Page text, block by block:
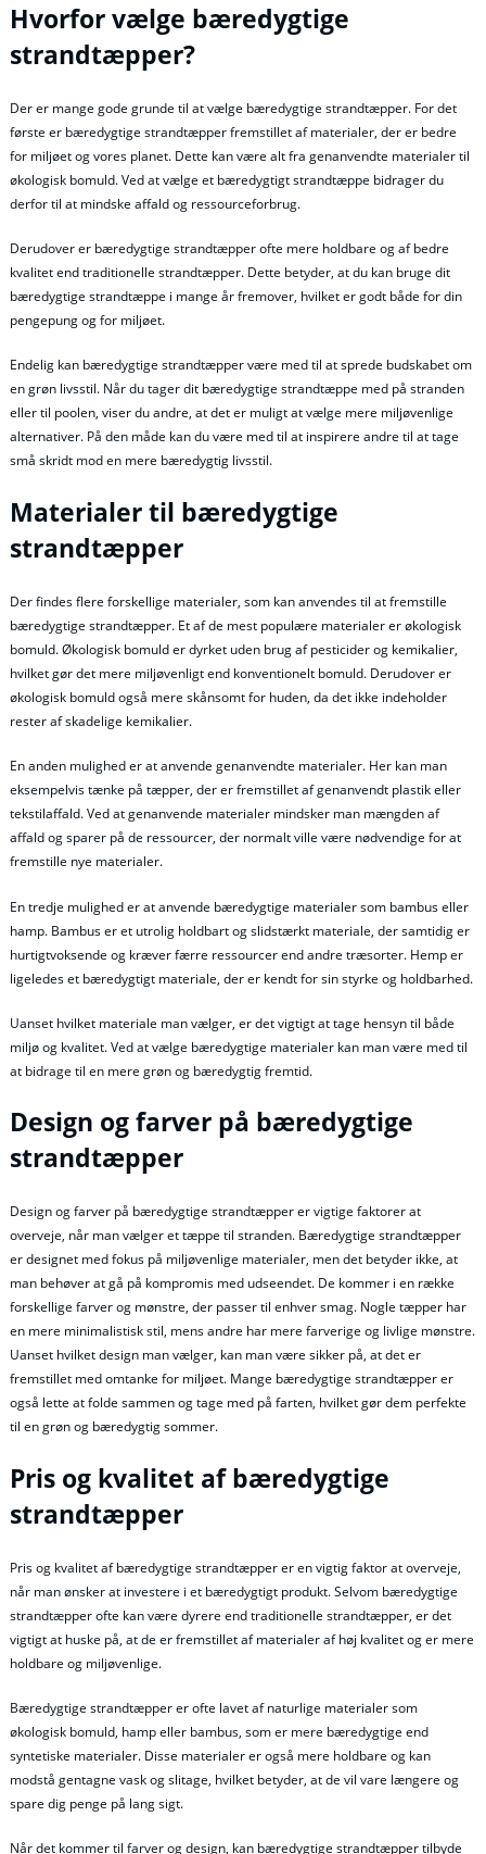
Hvorfor vælge bæredygtige
strandtæpper?
Der er mange gode grunde til at vælge bæredygtige strandtæpper. For det
første er bæredygtige strandtæpper fremstillet af materialer, der er bedre
for miljøet og vores planet. Dette kan være alt fra genanvendte materialer til
økologisk bomuld. Ved at vælge et bæredygtigt strandtæppe bidrager du
derfor til at mindske affald og ressourceforbrug.
Derudover er bæredygtige strandtæpper ofte mere holdbare og af bedre
kvalitet end traditionelle strandtæpper. Dette betyder, at du kan bruge dit
bæredygtige strandtæppe i mange år fremover, hvilket er godt både for din
pengepung og for miljøet.
Endelig kan bæredygtige strandtæpper være med til at sprede budskabet om
en grøn livsstil. Når du tager dit bæredygtige strandtæppe med på stranden
eller til poolen, viser du andre, at det er muligt at vælge mere miljøvenlige
alternativer. På den måde kan du være med til at inspirere andre til at tage
små skridt mod en mere bæredygtig livsstil.
Materialer til bæredygtige
strandtæpper
Der findes flere forskellige materialer, som kan anvendes til at fremstille
bæredygtige strandtæpper. Et af de mest populære materialer er økologisk
bomuld. Økologisk bomuld er dyrket uden brug af pesticider og kemikalier,
hvilket gør det mere miljøvenligt end konventionelt bomuld. Derudover er
økologisk bomuld også mere skånsomt for huden, da det ikke indeholder
rester af skadelige kemikalier.
En anden mulighed er at anvende genanvendte materialer. Her kan man
eksempelvis tænke på tæpper, der er fremstillet af genanvendt plastik eller
tekstilaffald. Ved at genanvende materialer mindsker man mængden af
affald og sparer på de ressourcer, der normalt ville være nødvendige for at
fremstille nye materialer.
En tredje mulighed er at anvende bæredygtige materialer som bambus eller
hamp. Bambus er et utrolig holdbart og slidstærkt materiale, der samtidig er
hurtigtvoksende og kræver færre ressourcer end andre træsorter. Hemp er
ligeledes et bæredygtigt materiale, der er kendt for sin styrke og holdbarhed.
Uanset hvilket materiale man vælger, er det vigtigt at tage hensyn til både
miljø og kvalitet. Ved at vælge bæredygtige materialer kan man være med til
at bidrage til en mere grøn og bæredygtig fremtid.
Design og farver på bæredygtige
strandtæpper
Design og farver på bæredygtige strandtæpper er vigtige faktorer at
overveje, når man vælger et tæppe til stranden. Bæredygtige strandtæpper
er designet med fokus på miljøvenlige materialer, men det betyder ikke, at
man behøver at gå på kompromis med udseendet. De kommer i en række
forskellige farver og mønstre, der passer til enhver smag. Nogle tæpper har
en mere minimalistisk stil, mens andre har mere farverige og livlige mønstre.
Uanset hvilket design man vælger, kan man være sikker på, at det er
fremstillet med omtanke for miljøet. Mange bæredygtige strandtæpper er
også lette at folde sammen og tage med på farten, hvilket gør dem perfekte
til en grøn og bæredygtig sommer.
Pris og kvalitet af bæredygtige
strandtæpper
Pris og kvalitet af bæredygtige strandtæpper er en vigtig faktor at overveje,
når man ønsker at investere i et bæredygtigt produkt. Selvom bæredygtige
strandtæpper ofte kan være dyrere end traditionelle strandtæpper, er det
vigtigt at huske på, at de er fremstillet af materialer af høj kvalitet og er mere
holdbare og miljøvenlige.
Bæredygtige strandtæpper er ofte lavet af naturlige materialer som
økologisk bomuld, hamp eller bambus, som er mere bæredygtige end
syntetiske materialer. Disse materialer er også mere holdbare og kan
modstå gentagne vask og slitage, hvilket betyder, at de vil vare længere og
spare dig penge på lang sigt.
Når det kommer til farver og design, kan bæredygtige strandtæpper tilbyde